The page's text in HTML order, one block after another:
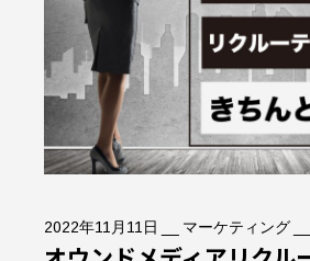
2022年11月11日 マーケティング